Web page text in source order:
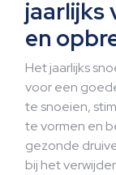
jaarlijks
en
Het jaarlijks
voor een
te snoeien,
te vormen en
gezonde
bij het